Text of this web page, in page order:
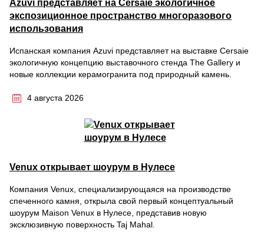
Azuvi представляет на Cersaie экологичное
экспозиционное пространство многоразового
использования
Испанская компания Azuvi представляет на выставке Cersaie
экологичную концепцию выставочного стенда The Gallery и
новые коллекции керамогранита под природный камень.
4 августа 2026
Venux открывает шоурум в Нулесе
Компания Venux, специализирующаяся на производстве
спеченного камня, открыла свой первый концептуальный
шоурум Maison Venux в Нулесе, представив новую
эксклюзивную поверхность Taj Mahal.